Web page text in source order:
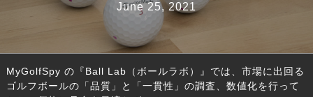
June 25, 2021
MyGolfSpy の『Ball Lab（ボールラボ）』では、市場に出回る
ゴルフボールの「品質」と「一貫性」の調査、数値化を行って
FAIRWAY WOODS フェアウェイウッド